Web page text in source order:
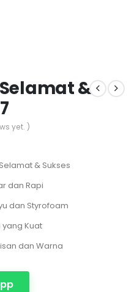
&
yet. )
& Sukses
dan Rapi
dan Styrofoam
Kuat
dan Warna